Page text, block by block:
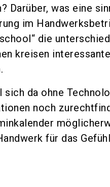
Darüber, was eine
im
die
kreisen
sich da ohne
noch
für das